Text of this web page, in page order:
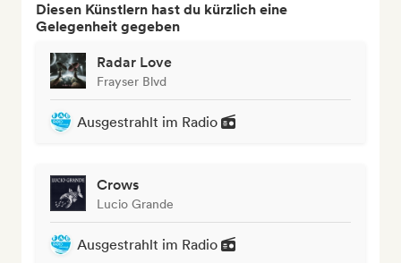
Diesen Künstlern hast du kürzlich eine
Gelegenheit gegeben
Radar Love
Frayser Blvd
Ausgestrahlt im Radio
Crows
Lucio Grande
Ausgestrahlt im Radio